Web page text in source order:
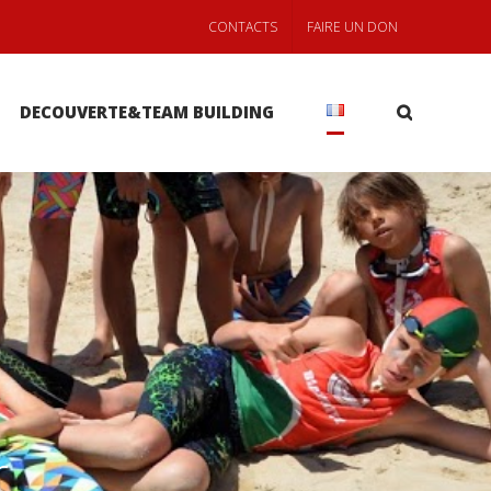
CONTACTS FAIRE UN DON
DECOUVERTE&TEAM BUILDING